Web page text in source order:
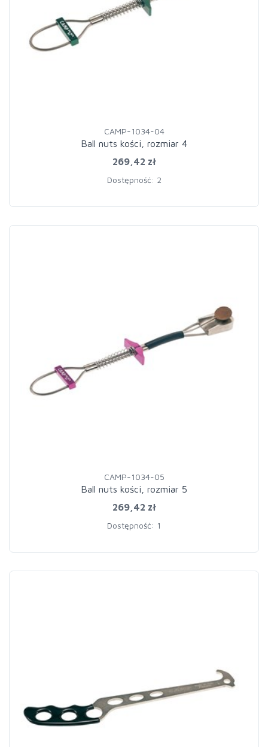
CAMP-1034-04
Ball nuts kości, rozmiar 4
269,42 zł
Dostępność: 2
CAMP-1034-05
Ball nuts kości, rozmiar 5
269,42 zł
Dostępność: 1